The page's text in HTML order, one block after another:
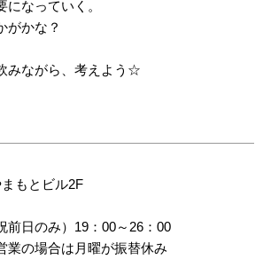
になっていく。
がかな？
みながら、考えよう☆
もとビル2F
前日のみ）19：00～26：00
の場合は月曜が振替休み